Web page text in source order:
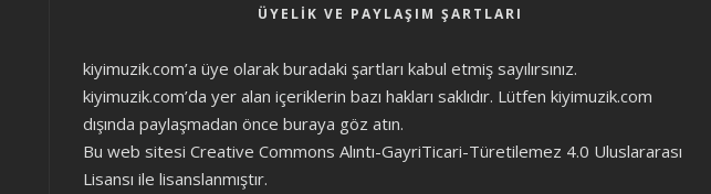
ÜYELIK VE PAYLAŞIM ŞARTLARI
kiyimuzik.com’a üye olarak buradaki şartları kabul etmiş sayılırsınız.
kiyimuzik.com’da yer alan içeriklerin bazı hakları saklıdır. Lütfen kiyimuzik.com
dışında paylaşmadan önce buraya göz atın.
Bu web sitesi Creative Commons Alıntı-GayriTicari-Türetilemez 4.0 Uluslararası
Lisansı ile lisanslanmıştır.